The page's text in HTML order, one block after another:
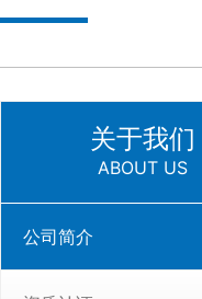
关于我们
ABOUT US
公司简介